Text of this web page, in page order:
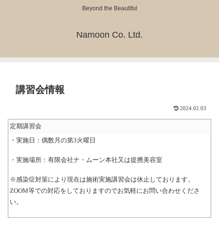
Beyond the Beautiful
Namoon Co. Ltd.
講習会情報
2024.02.03
定期講習会
・実施日：偶数月の第3火曜日
・実施場所：有限会社ナ・ムーン本社又は提携美容室
※感染症対策により現在は施術実施講習会は休止しております。
ZOOM等での対応をしておりますのでお気軽にお問い合わせくださ
い。